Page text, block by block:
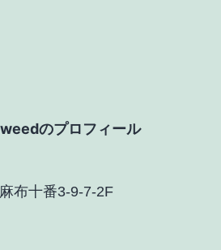
のプロフィール
布十番3-9-7-2F